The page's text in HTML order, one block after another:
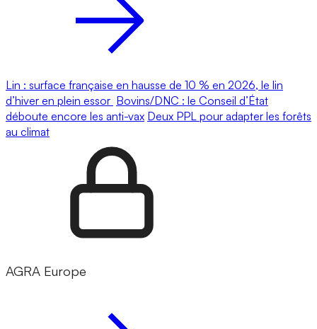
Lin : surface française en hausse de 10 % en 2026, le lin
d’hiver en plein essor Bovins/DNC : le Conseil d’État
déboute encore les anti-vax Deux PPL pour adapter les forêts
au climat
AGRA Europe